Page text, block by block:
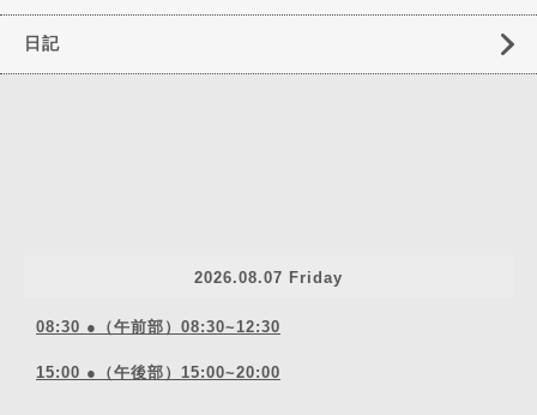
日記
2026.08.07 Friday
08:30 ●（午前部）08:30~12:30
15:00 ●（午後部）15:00~20:00